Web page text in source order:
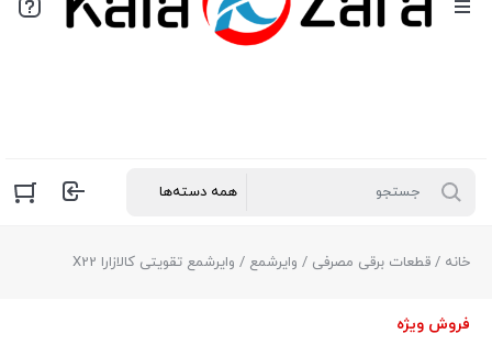
خانه / قطعات برقی مصرفی / وایرشمع / وایرشمع تقویتی کالازارا X22
فروش ویژه